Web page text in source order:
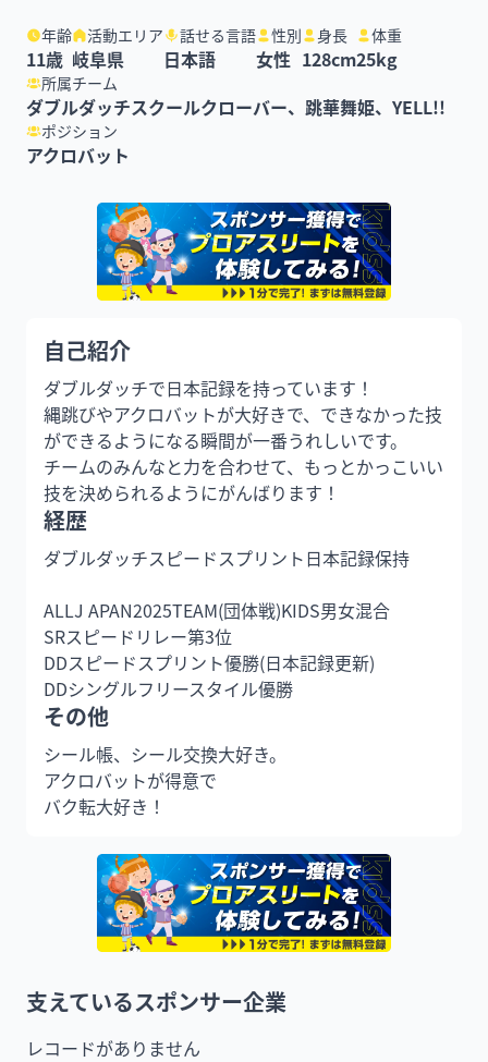
年齢
11歳
活動エリア
岐阜県
話せる言語
日本語
性別
女性
身長
128cm
体重
25kg
所属チーム
ダブルダッチスクールクローバー、跳華舞姫、YELL!!
ポジション
アクロバット
自己紹介
ダブルダッチで日本記録を持っています！
縄跳びやアクロバットが大好きで、できなかった技
ができるようになる瞬間が一番うれしいです。
チームのみんなと力を合わせて、もっとかっこいい
技を決められるようにがんばります！
経歴
ダブルダッチスピードスプリント日本記録保持
ALLJ APAN2025TEAM(団体戦)KIDS男女混合
SRスピードリレー第3位
DDスピードスプリント優勝(日本記録更新)
DDシングルフリースタイル優勝
その他
シール帳、シール交換大好き。
アクロバットが得意で
バク転大好き！
支えているスポンサー企業
レコードがありません